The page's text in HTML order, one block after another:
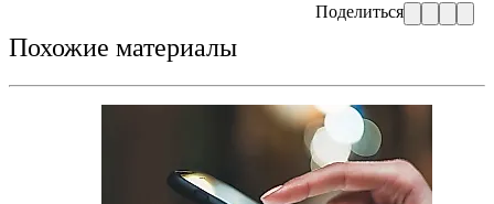
Поделиться
Похожие материалы